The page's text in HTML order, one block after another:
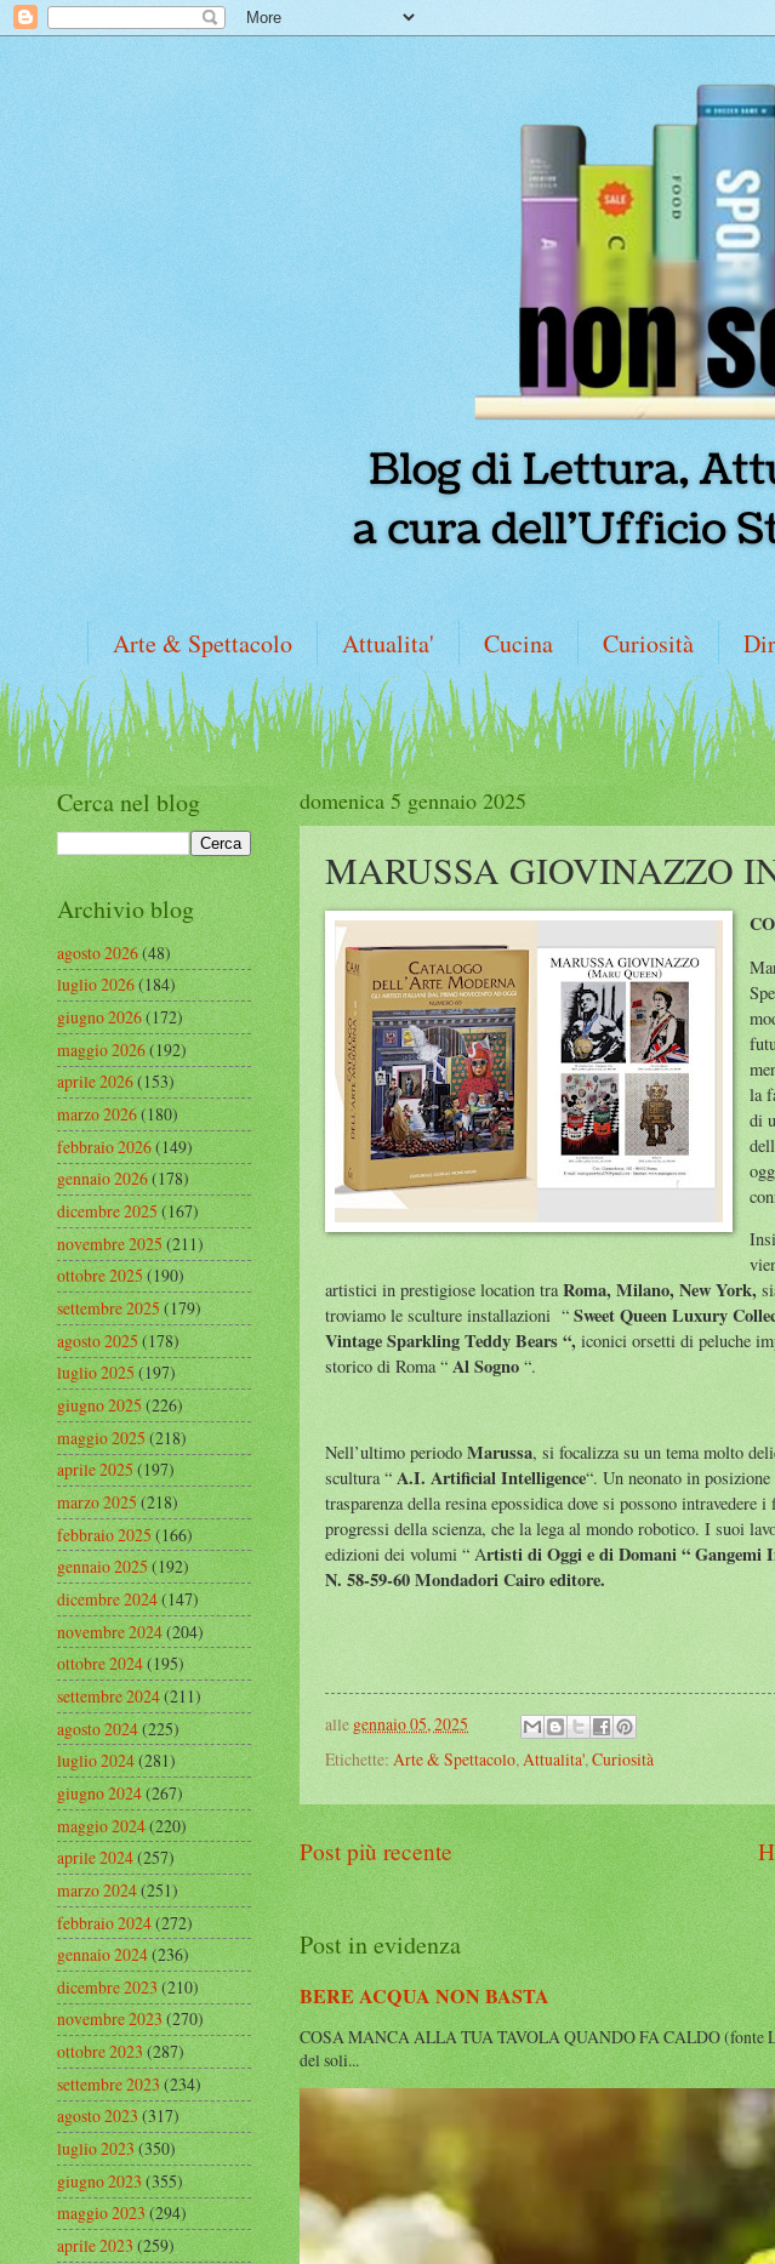
Arte & Spettacolo Attualita' Cucina Curiosità
domenica 5 gennaio 2025
MARUSSA GIOVINAZZO
la
di
artistici in prestigiose location traRoma, Milano, New York,
troviamo le sculture installazioni “ Sweet Queen Luxury
Vintage Sparkling Teddy Bears “, iconici orsetti di peluche
storico di Roma “ Al Sogno “.
Nell’ultimo periodo Marussa, si focalizza su un tema molto
scultura “ A.I. Artificial Intelligence“. Un neonato in
trasparenza della resina epossidica dove si possono
progressi della scienza, che la lega al mondo robotico. I suoi
edizioni dei volumi “ Artisti di Oggi e di Domani “ Gangemi
N. 58-59-60 Mondadori Cairo editore.
alle gennaio 05, 2025
Etichette: Arte & Spettacolo,Attualita',Curiosità
Post più recente
Post in evidenza
BERE ACQUA NON BASTA
COSA MANCA ALLA TUA TAVOLA QUANDO FA CALDO (fonte
del soli...
Cerca nel blog
Archivio blog
agosto 2026(48)
luglio 2026(184)
giugno 2026(172)
maggio 2026(192)
aprile 2026(153)
marzo 2026(180)
febbraio 2026(149)
gennaio 2026(178)
dicembre 2025(167)
novembre 2025(211)
ottobre 2025(190)
settembre 2025(179)
agosto 2025(178)
luglio 2025(197)
giugno 2025(226)
maggio 2025(218)
aprile 2025(197)
marzo 2025(218)
febbraio 2025(166)
gennaio 2025(192)
dicembre 2024(147)
novembre 2024(204)
ottobre 2024(195)
settembre 2024(211)
agosto 2024(225)
luglio 2024(281)
giugno 2024(267)
maggio 2024(220)
aprile 2024(257)
marzo 2024(251)
febbraio 2024(272)
gennaio 2024(236)
dicembre 2023(210)
novembre 2023(270)
ottobre 2023(287)
settembre 2023(234)
agosto 2023(317)
luglio 2023(350)
giugno 2023(355)
maggio 2023(294)
aprile 2023(259)